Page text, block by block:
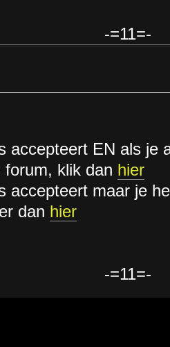
-=11=-
accepteert EN als je
forum, klik dan hier
accepteert maar je
dan hier
-=11=-